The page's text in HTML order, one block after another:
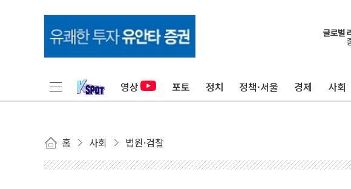
영상 포토 정치 정책·서울 경제 사회
홈 사회 법원·검찰